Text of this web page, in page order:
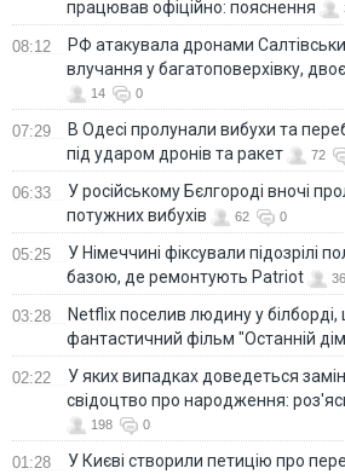
працював офіційно: пояснення
08:12
РФ атакувала дронами
влучання у багатоповерхівку,
14 0
07:29
В Одесі пролунали вибухи та
під ударом дронів та ракет
72
06:33
У російському Бєлгороді вночі
потужних вибухів
62 0
05:25
У Німеччині фіксували підозрілі
базою, де ремонтують Patriot
36
03:28
Netflix поселив людину у
фантастичний фільм "Останній
02:22
У яких випадках доведеться
свідоцтво про народження:
198 0
01:28
У Києві створили петицію про